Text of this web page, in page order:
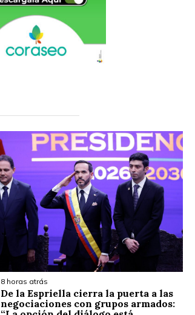
8 horas atrás
De la Espriella cierra la puerta a las
negociaciones con grupos armados: